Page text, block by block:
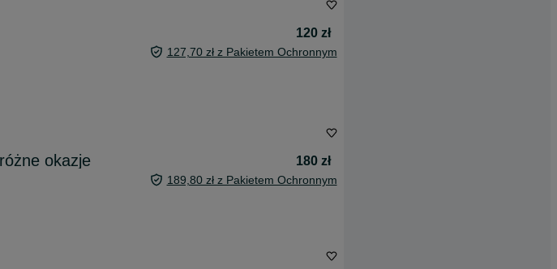
120 zł
127,70 zł z Pakietem Ochronnym
okazje
180 zł
189,80 zł z Pakietem Ochronnym